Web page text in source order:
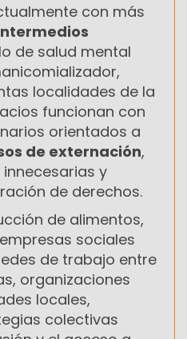
con más
de salud mental
localidades de la
funcionan con
orientados a
de externación,
y
de derechos.
de alimentos,
sociales
de trabajo entre
organizaciones
locales,
colectivas